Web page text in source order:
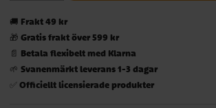
🚚 Frakt 49 kr
🎁 Gratis frakt över 599 kr
📄 Betala flexibelt med Klarna
🌱 Svanenmärkt leverans 1-3 dagar
✅ Officiellt licensierade produkter